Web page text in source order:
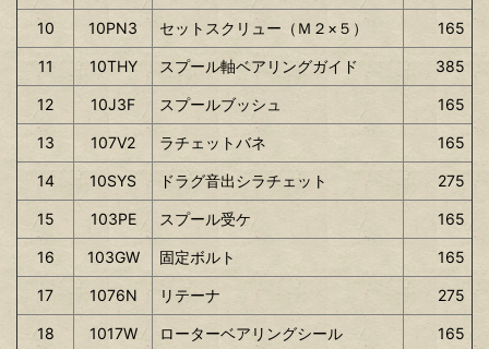
10 10PN3 セットスクリュー（Ｍ２×５） 165
11 10THY スプール軸ベアリングガイド 385
12 10J3F スプールブッシュ 165
13 107V2 ラチェットバネ 165
14 10SYS ドラグ音出シラチェット 275
15 103PE スプール受ケ 165
16 103GW 固定ボルト 165
17 1076N リテーナ 275
18 1017W ローターベアリングシール 165